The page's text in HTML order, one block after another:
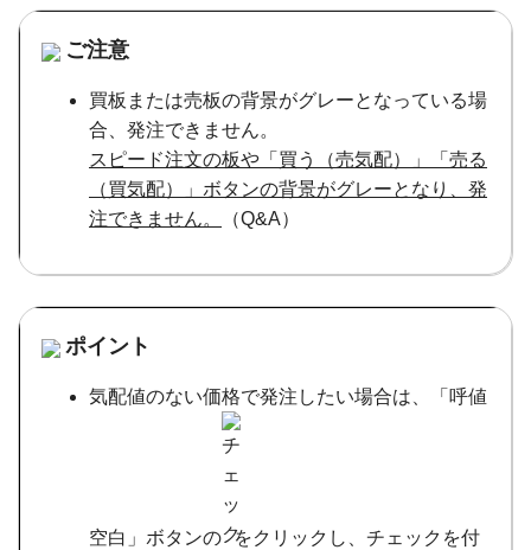
ご注意
買板または売板の背景がグレーとなっている場
合、発注できません。
スピード注文の板や「買う（売気配）」「売る
（買気配）」ボタンの背景がグレーとなり、発
注できません。
（Q&A）
ポイント
気配値のない価格で発注したい場合は、「呼値
空白」ボタンの をクリックし、チェックを付